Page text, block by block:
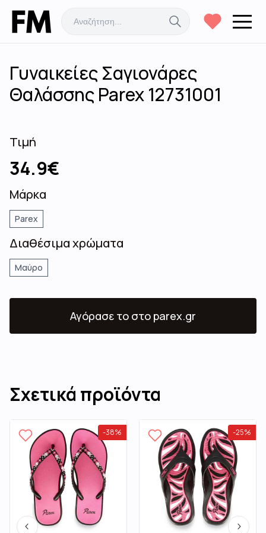
Γυναικείες Σαγιονάρες
Θαλάσσης Parex 12731001
Τιμή
34.9€
Μάρκα
Parex
Διαθέσιμα χρώματα
Μαύρο
Αγόρασε το στο parex.gr
Σχετικά προϊόντα
-38% -25%